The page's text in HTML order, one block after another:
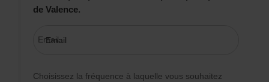
de Valence.
Email
Choisissez la fréquence à laquelle vous souhaitez